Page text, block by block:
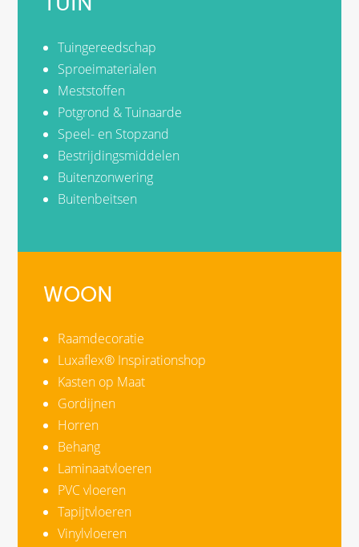
Tuingereedschap
Sproeimaterialen
Meststoffen
Potgrond & Tuinaarde
Speel- en Stopzand
Bestrijdingsmiddelen
Buitenzonwering
Buitenbeitsen
WOON
Raamdecoratie
Luxaflex® Inspirationshop
Kasten op Maat
Gordijnen
Horren
Behang
Laminaatvloeren
PVC vloeren
Tapijtvloeren
Vinylvloeren